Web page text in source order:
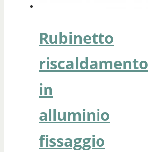
Rubinetto
riscaldamento
in
alluminio
fissaggio